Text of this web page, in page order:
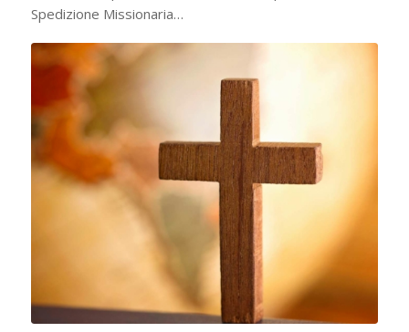
Spedizione Missionaria…